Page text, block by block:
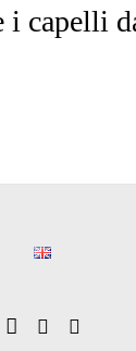
i capelli